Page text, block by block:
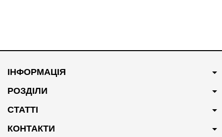
350 грн Купити
Трійник системи
400 грн Купити
ІНФОРМАЦІЯ
РОЗДІЛИ
СТАТТІ
КОНТАКТИ